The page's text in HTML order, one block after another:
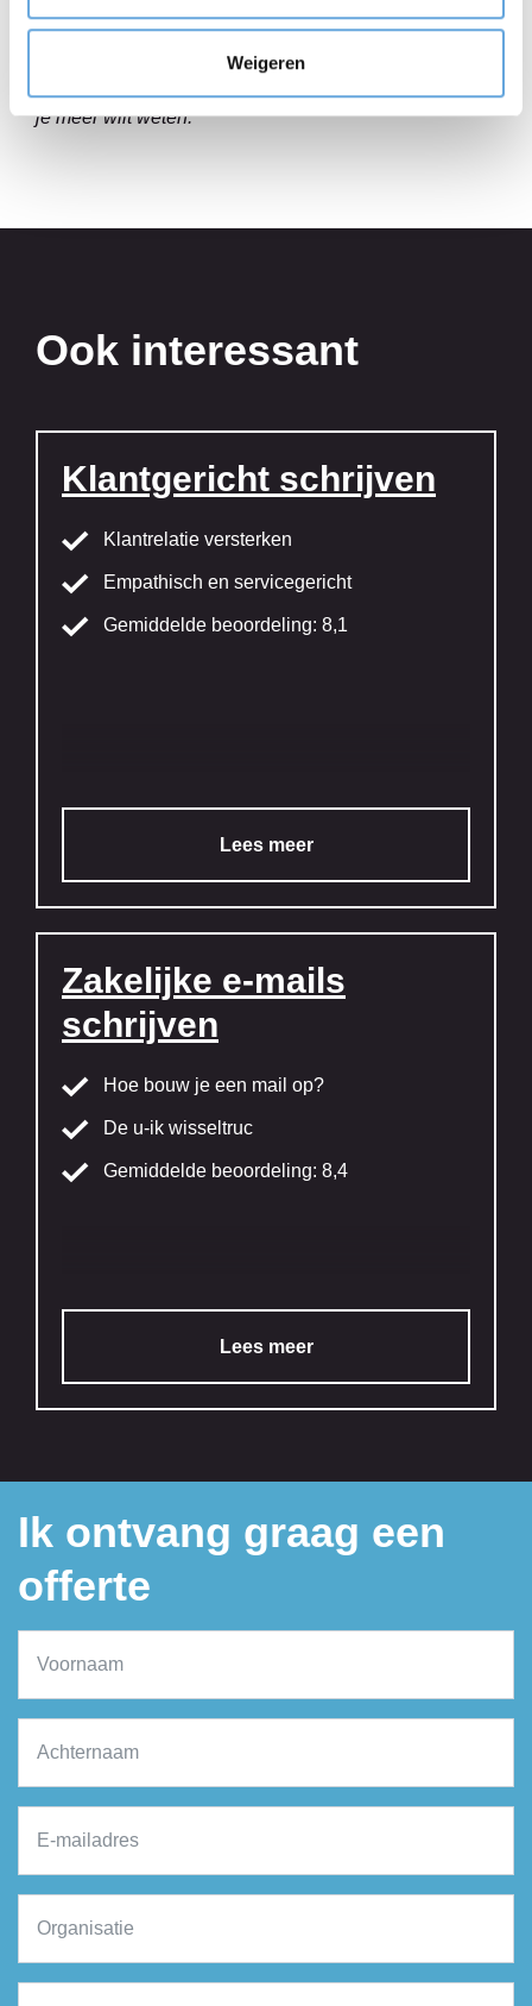
Weigeren
native speaker. Neem gerust contact op met ons
vertaalbureau@taalcentrum-vu.nl
je meer wilt weten.
Ook interessant
Klantgericht schrijven
Klantrelatie versterken
Empathisch en servicegericht
Gemiddelde beoordeling: 8,1
Lees meer
Zakelijke e-mails
schrijven
Hoe bouw je een mail op?
De u-ik wisseltruc
Gemiddelde beoordeling: 8,4
Lees meer
Ik ontvang graag een
offerte